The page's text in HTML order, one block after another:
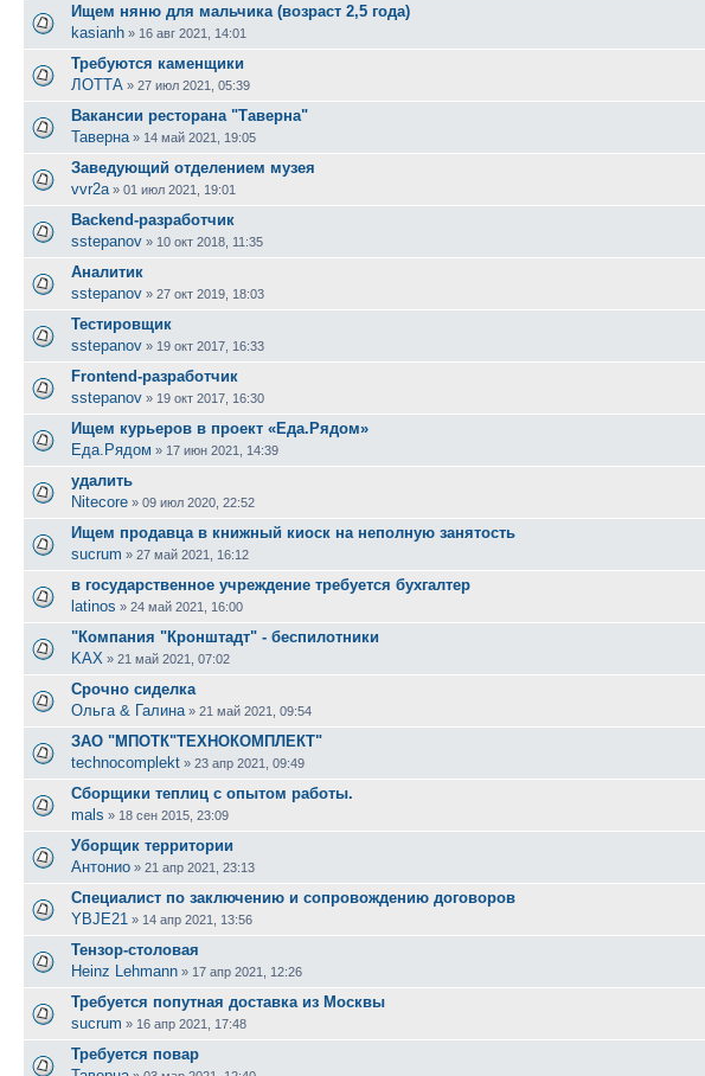
Ищем няню для мальчика (возраст 2,5 года)
kasianh » 16 авг 2021, 14:01
Требуются каменщики
ЛОТТА » 27 июл 2021, 05:39
Вакансии ресторана "Таверна"
Таверна » 14 май 2021, 19:05
Заведующий отделением музея
vvr2a » 01 июл 2021, 19:01
Backend-разработчик
sstepanov » 10 окт 2018, 11:35
Аналитик
sstepanov » 27 окт 2019, 18:03
Тестировщик
sstepanov » 19 окт 2017, 16:33
Frontend-разработчик
sstepanov » 19 окт 2017, 16:30
Ищем курьеров в проект «Еда.Рядом»
Еда.Рядом » 17 июн 2021, 14:39
удалить
Nitecore » 09 июл 2020, 22:52
Ищем продавца в книжный киоск на неполную занятость
sucrum » 27 май 2021, 16:12
в государственное учреждение требуется бухгалтер
latinos » 24 май 2021, 16:00
"Компания "Кронштадт" - беспилотники
KAX » 21 май 2021, 07:02
Срочно сиделка
Ольга & Галина » 21 май 2021, 09:54
ЗАО "МПОТК"ТЕХНОКОМПЛЕКТ"
technocomplekt » 23 апр 2021, 09:49
Сборщики теплиц с опытом работы.
mals » 18 сен 2015, 23:09
Уборщик территории
Антонио » 21 апр 2021, 23:13
Специалист по заключению и сопровождению договоров
YBJE21 » 14 апр 2021, 13:56
Тензор-столовая
Heinz Lehmann » 17 апр 2021, 12:26
Требуется попутная доставка из Москвы
sucrum » 16 апр 2021, 17:48
Требуется повар